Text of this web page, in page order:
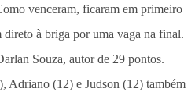
venceram, ficaram em primeiro
à briga por uma vaga na final.
Souza, autor de 29 pontos.
Adriano (12) e Judson (12) também